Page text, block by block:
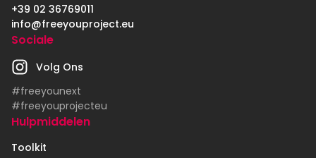
+39 02 36769011
info@freeyouproject.eu
Sociale
Volg Ons
#freeyounext
#freeyouprojecteu
Hulpmiddelen
Toolkit